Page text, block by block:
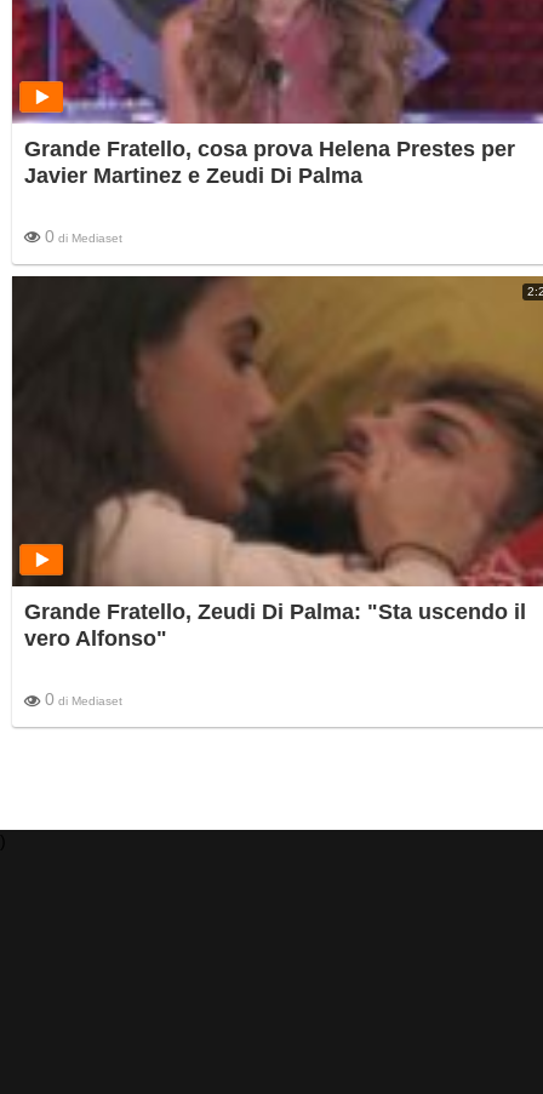
Grande Fratello, cosa prova Helena Prestes per
Javier Martinez e Zeudi Di Palma
0 di Mediaset
Grande Fratello, Zeudi Di Palma: "Sta uscendo il
vero Alfonso"
0 di Mediaset